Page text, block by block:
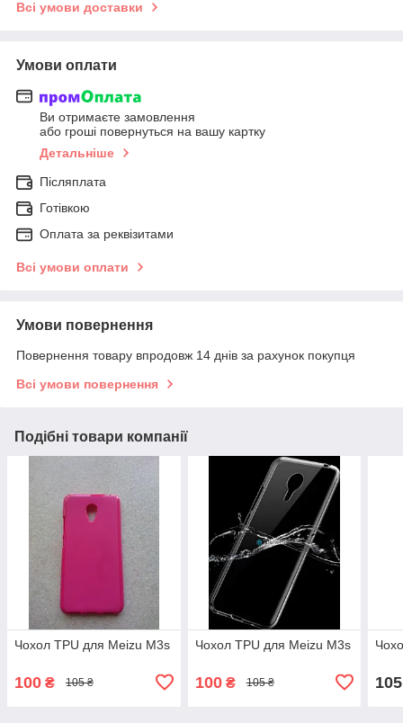
Всі умови доставки
Умови оплати
Ви отримаєте замовлення
або гроші повернуться на вашу картку
Детальніше
Післяплата
Готівкою
Оплата за реквізитами
Всі умови оплати
Умови повернення
Повернення товару впродовж 14 днів за рахунок покупця
Всі умови повернення
Подібні товари компанії
Чохол TPU для Meizu M3s
100 ₴ 105 ₴
Чохол TPU для Meizu M3s
100₴ 105 ₴ 105